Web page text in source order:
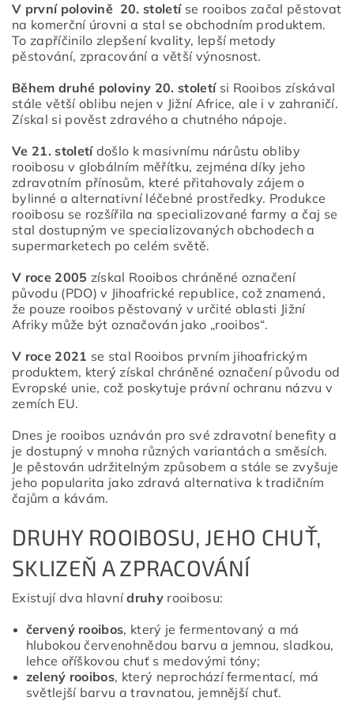
V první polovině 20. století se rooibos začal pěstovat
na komerční úrovni a stal se obchodním produktem.
To zapříčinilo zlepšení kvality, lepší metody
pěstování, zpracování a větší výnosnost.
Během druhé poloviny 20. stoletísi Rooibos získával
stále větší oblibu nejen v Jižní Africe, ale i v zahraničí.
Získal si pověst zdravého a chutného nápoje.
Ve 21. století došlo k masivnímu nárůstu obliby
rooibosu v globálním měřítku, zejména díky jeho
zdravotním přínosům, které přitahovaly zájem o
bylinné a alternativní léčebné prostředky. Produkce
rooibosu se rozšířila na specializované farmy a čaj se
stal dostupným ve specializovaných obchodech a
supermarketech po celém světě.
V roce 2005 získal Rooibos chráněné označení
původu (PDO) v Jihoafrické republice, což znamená,
že pouze rooibos pěstovaný v určité oblasti Jižní
Afriky může být označován jako „rooibos“.
V roce 2021 se stal Rooibos prvním jihoafrickým
produktem, který získal chráněné označení původu od
Evropské unie, což poskytuje právní ochranu názvu v
zemích EU.
Dnes je rooibos uznáván pro své zdravotní benefity a
je dostupný v mnoha různých variantách a směsích.
Je pěstován udržitelným způsobem a stále se zvyšuje
jeho popularita jako zdravá alternativa k tradičním
čajům a kávám.
DRUHY ROOIBOSU, JEHO CHUŤ,
SKLIZEŇ A ZPRACOVÁNÍ
Existují dva hlavnídruhy rooibosu:
červený rooibos, který je fermentovaný a má
hlubokou červenohnědou barvu a jemnou, sladkou,
lehce oříškovou chuť s medovými tóny;
zelený rooibos, který neprochází fermentací, má
světlejší barvu a travnatou, jemnější chuť.